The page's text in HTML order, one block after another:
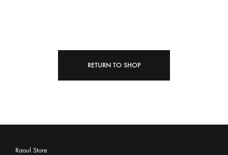
RETURN TO SHOP
Raoul Store